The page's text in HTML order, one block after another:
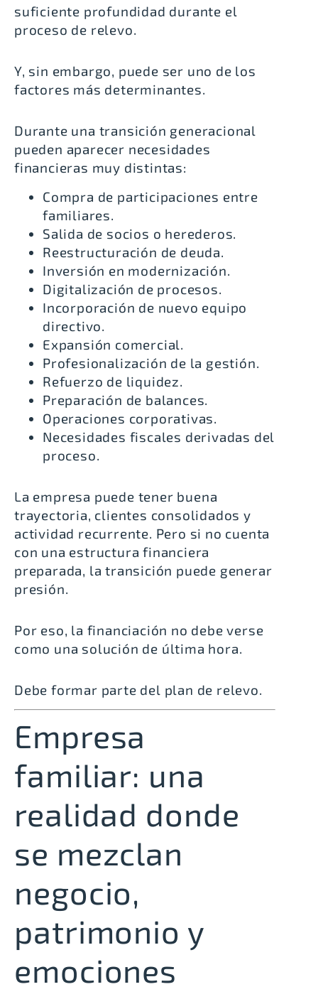
suficiente profundidad durante el
proceso de relevo.
Y, sin embargo, puede ser uno de los
factores más determinantes.
Durante una transición generacional
pueden aparecer necesidades
financieras muy distintas:
Compra de participaciones entre
familiares.
Salida de socios o herederos.
Reestructuración de deuda.
Inversión en modernización.
Digitalización de procesos.
Incorporación de nuevo equipo
directivo.
Expansión comercial.
Profesionalización de la gestión.
Refuerzo de liquidez.
Preparación de balances.
Operaciones corporativas.
Necesidades fiscales derivadas del
proceso.
La empresa puede tener buena
trayectoria, clientes consolidados y
actividad recurrente. Pero si no cuenta
con una estructura financiera
preparada, la transición puede generar
presión.
Por eso, la financiación no debe verse
como una solución de última hora.
Debe formar parte del plan de relevo.
Empresa
familiar: una
realidad donde
se mezclan
negocio,
patrimonio y
emociones